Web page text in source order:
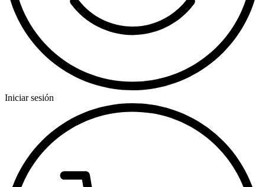
Iniciar sesión